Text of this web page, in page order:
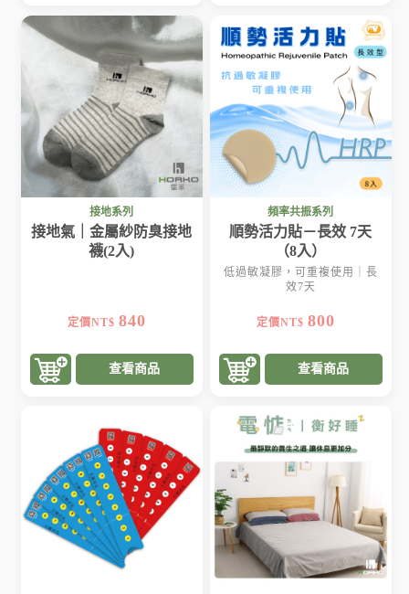
接地系列
接地氣｜金屬紗防臭接地
襪(2入)
定價NT$840
查看商品
頻率共振系列
順勢活力貼－長效 7天
（8入）
低過敏凝膠，可重複使用｜長
效7天
定價NT$800
查看商品